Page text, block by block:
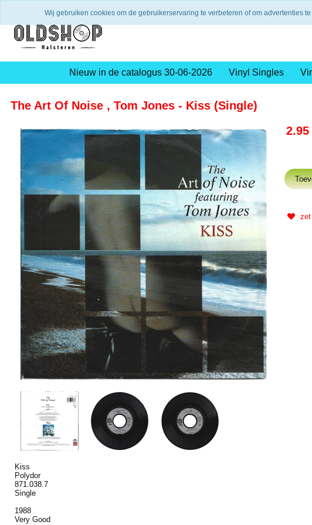
Verzending binnen 2 a 3 werkdagen Gratis verzending vanaf
Nieuw in de catalogus 30-06-2026 Vinyl Singles
The Art Of Noise , Tom Jones - Kiss (Single)
2.95
Kiss
Polydor
871.038.7
Single
1988
Very Good
Wij gebruiken cookies om de gebruikerservaring te verbeteren of om advertenties